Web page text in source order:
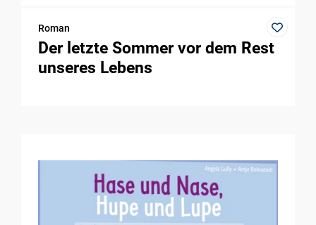
Roman
Der letzte Sommer vor dem Rest
unseres Lebens